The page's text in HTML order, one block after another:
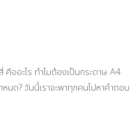
ออะไร ทำไมต้องเป็นกระดาษ A4
นด? วันนี้เราจะพาทุกคนไปหาคำตอบ